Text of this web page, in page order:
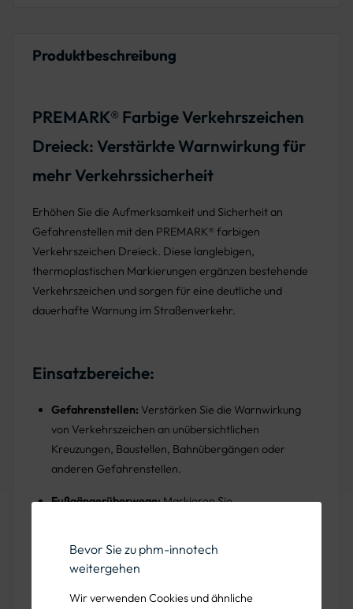
Bevor Sie zu phm-innotech
weitergehen
Wir verwenden Cookies und ähnliche
Produktbeschreibung
PREMARK® Farbige Verkehrszeichen
Dreieck: Verstärkte Warnwirkung für
mehr Verkehrssicherheit
Erhöhen Sie die Aufmerksamkeit und Sicherheit an
Gefahrenstellen mit den PREMARK® farbigen
Verkehrszeichen Dreieck. Diese langlebigen,
thermoplastischen Markierungen ergänzen bestehende
Verkehrszeichen und sorgen für eine deutliche und
dauerhafte Warnung im Straßenverkehr.
Einsatzbereiche:
Gefahrenstellen: Verstärken Sie die Warnwirkung
von Verkehrszeichen an unübersichtlichen
Kreuzungen, Baustellen, Bahnübergängen oder
anderen Gefahrenstellen.
Fußgängerüberwege:Markieren Sie
Autofahrern zu erhöhen und die Sicherheit von
Fußgängern zu gewährleisten.